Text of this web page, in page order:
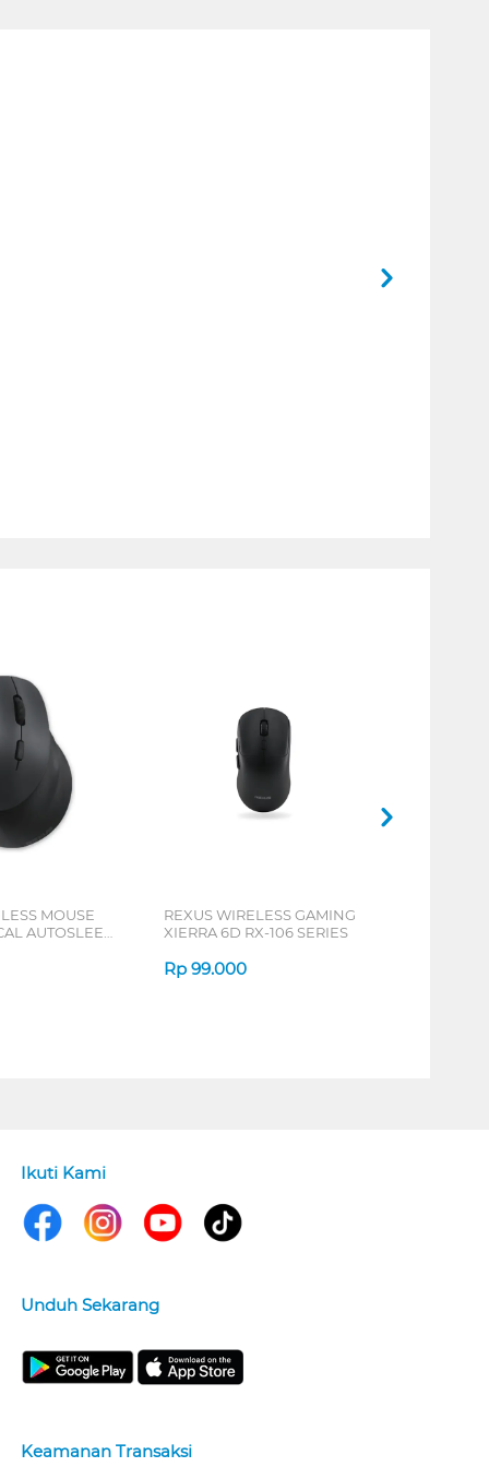
MOUSE
AUTOSLEEP
REXUS WIRELESS GAMING
XIERRA 6D RX-106 SERIES
Rp 99.000
Ikuti Kami
Unduh Sekarang
Keamanan Transaksi